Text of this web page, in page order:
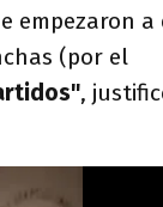
empezaron a
(por el
,